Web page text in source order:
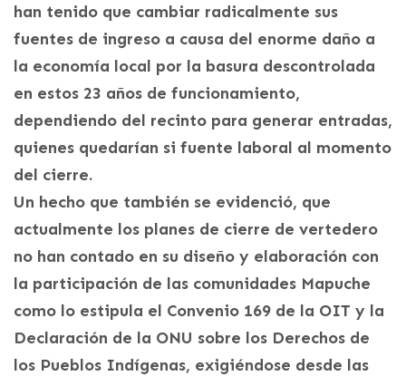
han tenido que cambiar radicalmente sus
fuentes de ingreso a causa del enorme daño a
la economía local por la basura descontrolada
en estos 23 años de funcionamiento,
dependiendo del recinto para generar entradas,
quienes quedarían si fuente laboral al momento
del cierre.
Un hecho que también se evidenció, que
actualmente los planes de cierre de vertedero
no han contado en su diseño y elaboración con
la participación de las comunidades Mapuche
como lo estipula el Convenio 169 de la OIT y la
Declaración de la ONU sobre los Derechos de
los Pueblos Indígenas, exigiéndose desde las